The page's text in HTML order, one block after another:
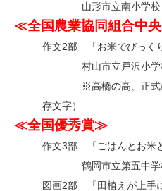
山形市立南小
≪全国農業協同組合中
作文2部 「お米でびっく
村山市立戸沢小
※高橋の高、正式に
存文字）
≪全国優秀賞≫
作文3部 「ごはんとお米
鶴岡市立第五
図画2部 「田植えが上手